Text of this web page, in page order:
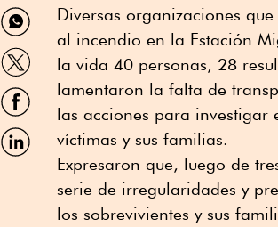
Compartir
por
WhatsApp
Compartir
por
Twitter
Compartir
por
Facebook
Compartir
por
Diversas organizaciones
al incendio en la Estación
la vida 40 personas, 28
lamentaron la falta de
las acciones para
víctimas y sus familias.
Expresaron que, luego de
serie de irregularidades y
los sobrevivientes y sus